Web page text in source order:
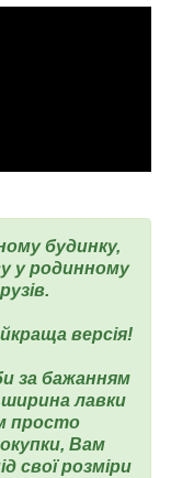
будинку,
у родинному
версія!
за бажанням
ширина лавки
просто
Вам
свої розміри